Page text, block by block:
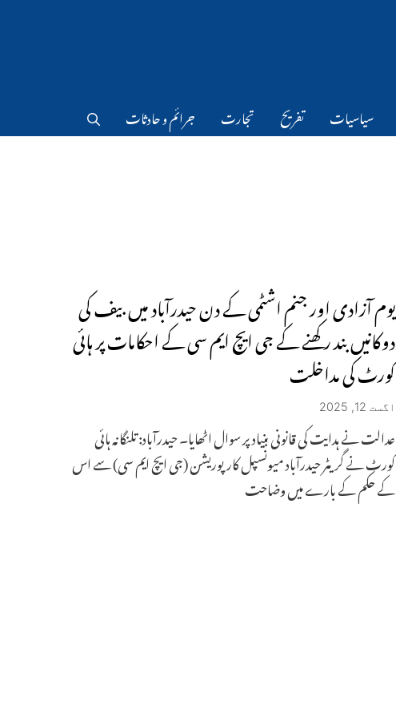
سیاسیات تفریح تجارت جرائم و حادثات
یوم آزادی اور جنم اشٹمی کے دن حیدرآباد میں بیف کی
دوکانیں بند رکھنے کے جی ایچ ایم سی کے احکامات پر ہائی
کورٹ کی مداخلت
اگست 12, 2025
عدالت نے ہدایت کی قانونی بنیاد پر سوال اٹھایا۔ حیدرآباد: تلنگانہ ہائی
کورٹ نے گریٹر حیدرآباد میونسپل کارپوریشن (جی ایچ ایم سی) سے اس
کے حکم کے بارے میں وضاحت